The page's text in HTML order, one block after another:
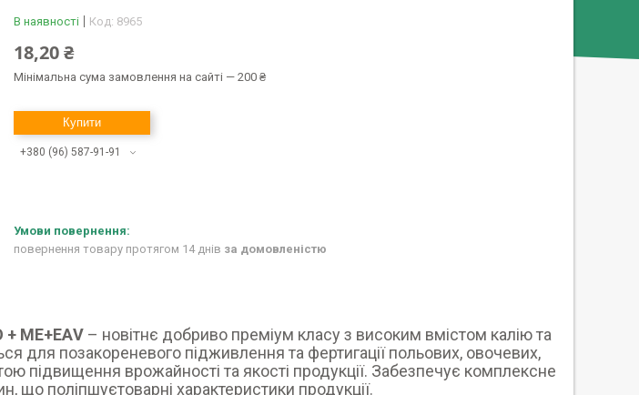
В наявності Код: 8965
18,20 ₴
Мінімальна сума замовлення на сайті — 200 ₴
Купити
+380 (96) 587-91-91
повернення товару протягом 14 днів за домовленістю
+ МЕ+ЕАV – новітнє добриво преміум класу з високим вмістом калію та
для позакореневого підживлення та фертигації польових, овочевих,
підвищення врожайності та якості продукції. Забезпечує комплексне
поліпшуєтоварні характеристики продукції.